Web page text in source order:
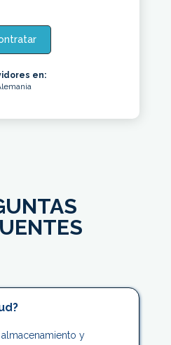
en:
y